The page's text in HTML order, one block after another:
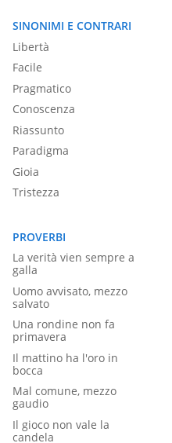
SINONIMI E CONTRARI
Libertà
Facile
Pragmatico
Conoscenza
Riassunto
Paradigma
Gioia
Tristezza
PROVERBI
La verità vien sempre a
galla
Uomo avvisato, mezzo
salvato
Una rondine non fa
primavera
Il mattino ha l'oro in
bocca
Mal comune, mezzo
gaudio
Il gioco non vale la
candela